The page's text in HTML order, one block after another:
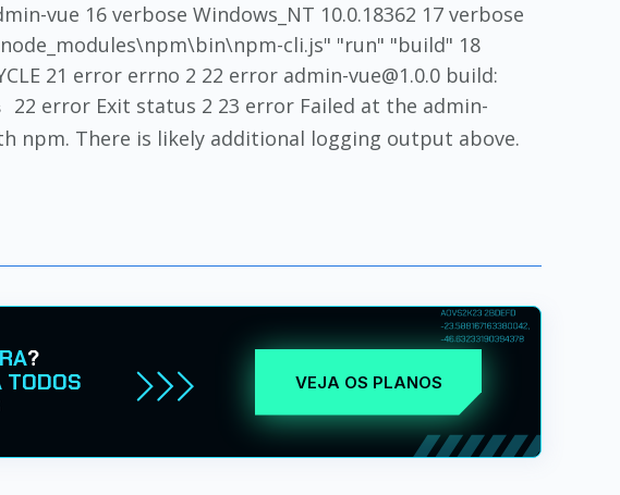
vue 16 verbose Windows_NT 10.0.18362 17 verbose
cli.js" "run" "build" 18
21 error errno 2 22 error admin-vue@1.0.0 build:
22 error Exit status 2 23 error Failed at the admin-
npm. There is likely additional logging output above.
?
TODOS
VEJA OS PLANOS